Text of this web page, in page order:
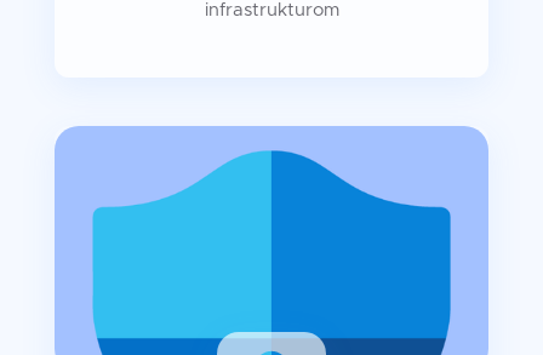
infrastrukturom